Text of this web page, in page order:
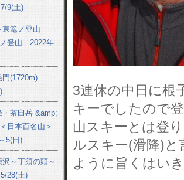
3連休の中日に
キーでしたので
山スキーとは登
ルスキー(滑降)
ように旨くはい
9(土)
東篭ノ登山
登山 2022年
門(1720m)
茶臼岳 &amp;
日本百名山＞
5(日)
～丁須の頭～
28(土)